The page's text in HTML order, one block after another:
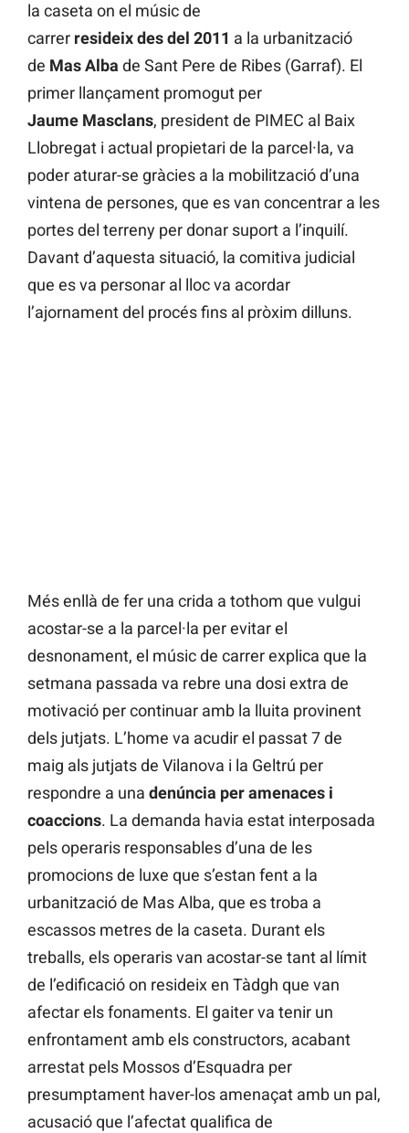
la caseta on el músic de
carrer resideixdesdel 2011 a la urbanització
de MasAlba de Sant Pere de Ribes (Garraf). El
primer llançament promogut per
Jaume Masclans, president de PIMEC al Baix
Llobregat i actual propietari de la parcel·la, va
poder aturar-se gràcies a la mobilització d’una
vintena de persones, que es van concentrar a les
portes del terreny per donar suport a l’inquilí.
Davant d’aquesta situació, la comitiva judicial
que es va personar al lloc va acordar
l’ajornament del procés fins al pròxim dilluns.
Més enllà de fer una crida a tothom que vulgui
acostar-se a la parcel·la per evitar el
desnonament, el músic de carrer explica que la
setmana passada va rebre una dosi extra de
motivació per continuar amb la lluita provinent
dels jutjats. L’home va acudir el passat 7 de
maig als jutjats de Vilanova i la Geltrú per
respondre a una denúncia per amenaces i
coaccions. La demanda havia estat interposada
pels operaris responsables d’una de les
promocions de luxe que s’estan fent a la
urbanització de Mas Alba, que es troba a
escassos metres de la caseta. Durant els
treballs, els operaris van acostar-se tant al límit
de l’edificació on resideix en Tàdgh que van
afectar els fonaments. El gaiter va tenir un
enfrontament amb els constructors, acabant
arrestat pels Mossos d’Esquadra per
presumptament haver-los amenaçat amb un pal,
acusació que l’afectat qualifica de